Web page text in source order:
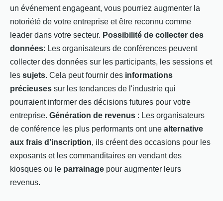
un événement engageant, vous pourriez augmenter la
notoriété de votre entreprise et être reconnu comme
leader dans votre secteur. Possibilité de collecter des
données: Les organisateurs de conférences peuvent
collecter des données sur les participants, les sessions et
les sujets. Cela peut fournir des informations
précieuses sur les tendances de l'industrie qui
pourraient informer des décisions futures pour votre
entreprise. Génération de revenus : Les organisateurs
de conférence les plus performants ont une alternative
aux frais d'inscription, ils créent des occasions pour les
exposants et les commanditaires en vendant des
kiosques ou le parrainage pour augmenter leurs
revenus.